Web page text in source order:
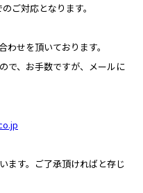
ご対応となります。
せを頂いております。
で、お手数ですが、メールに
ます。ご了承頂ければと存じ